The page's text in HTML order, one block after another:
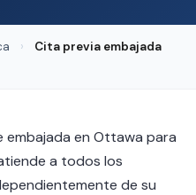
›
Cita previa embajada
embajada en Ottawa para
a todos los
de su